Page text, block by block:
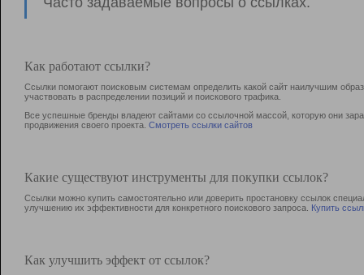
Как работают ссылки?
Ссылки помогают поисковым системам определить какой сайт наилучшим
участвовать в раcпределении позиций и поискового трафика.
Все успешные бренды владеют сайтами со ссылочной массой, которую они
продвижения своего проекта. Смотреть ссылки сайтов
Какие существуют инструменты для покупки ссылок?
Ссылки можно купить самостоятельно или доверить простановку ссылок
улучшению их эффективности для конкретного поискового запроса. Купить
Как улучшить эффект от ссылок?